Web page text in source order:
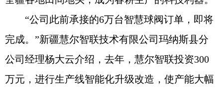
“公司此前承接的6万台智慧球阀订单，即将
完成。”新疆慧尔智联技术有限公司玛纳斯县分
公司经理杨大云介绍，去年，慧尔智联投资300
万元，进行生产线智能化升级改造，使产能大幅